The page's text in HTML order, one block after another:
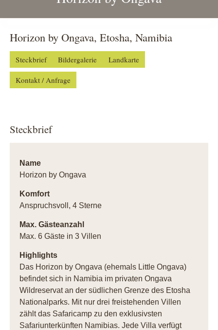
Horizon by Ongava, Etosha, Namibia
Steckbrief Bildergalerie Landkarte
Kontakt / Anfrage
Steckbrief
Name
Horizon by Ongava
Komfort
Anspruchsvoll, 4 Sterne
Max. Gästeanzahl
Max. 6 Gäste in 3 Villen
Highlights
Das Horizon by Ongava (ehemals Little Ongava)
befindet sich in Namibia im privaten Ongava
Wildreservat an der südlichen Grenze des Etosha
Nationalparks. Mit nur drei freistehenden Villen
zählt das Safaricamp zu den exklusivsten
Safariunterkünften Namibias. Jede Villa verfügt